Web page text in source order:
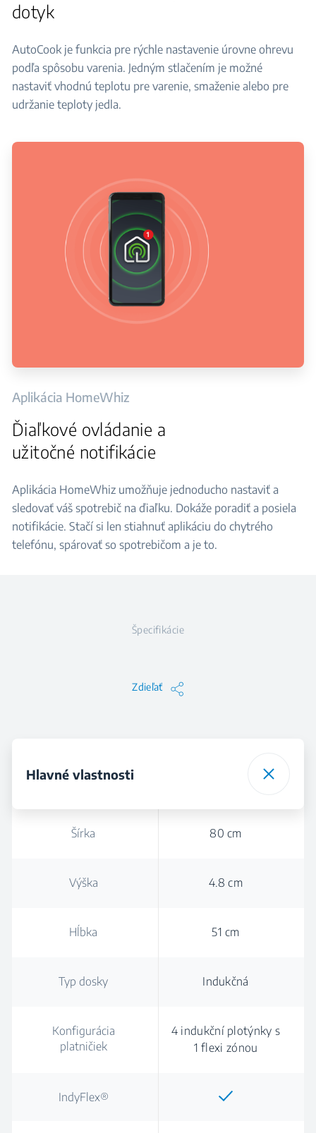
dotyk
AutoCook je funkcia pre rýchle nastavenie úrovne ohrevu
podľa spôsobu varenia. Jedným stlačením je možné
nastaviť vhodnú teplotu pre varenie, smaženie alebo pre
udržanie teploty jedla.
Aplikácia HomeWhiz
Ďiaľkové ovládanie a
užitočné notifikácie
Aplikácia HomeWhiz umožňuje jednoducho nastaviť a
sledovať váš spotrebič na ďiaľku. Dokáže poradiť a posiela
notifikácie. Stačí si len stiahnuť aplikáciu do chytrého
telefónu, spárovať so spotrebičom a je to.
Špecifikácie
Zdieľať
Hlavné vlastnosti
Šírka 80 cm
Výška 4.8 cm
Hĺbka 51 cm
Typ dosky Indukčná
Konfigurácia
platničiek
4 indukční plotýnky s
1 flexi zónou
IndyFlex®